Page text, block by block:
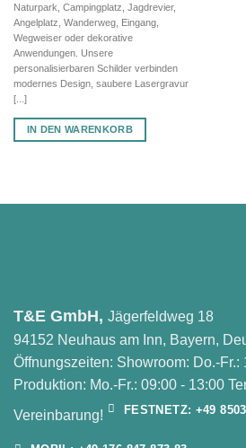
Naturpark, Campingplatz, Jagdrevier,
Angelplatz, Wanderweg, Eingang,
Wegweiser oder dekorative
Anwendungen. Unsere
personalisierbaren Schilder verbinden
modernes Design, saubere Lasergravur
[...]
IN DEN WARENKORB
T&E GmbH, Jägerfeldweg 18
94152 Neuhaus am Inn, Bayern,
Öffnungszeiten: Showroom: Do.-Fr.:
Produktion: Mo.-Fr.: 09:00 - 13:00
Vereinbarung!
FESTNETZ: +49